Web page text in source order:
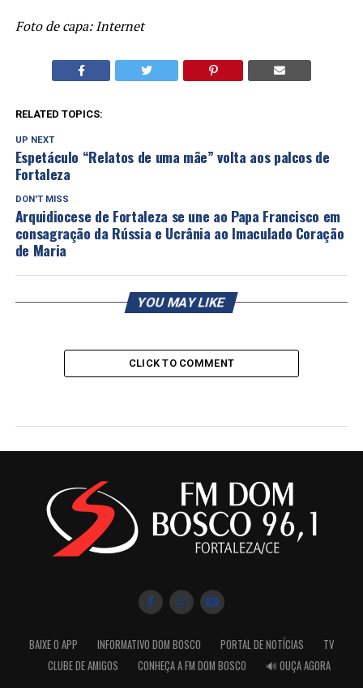
Foto de capa: Internet
RELATED TOPICS:
UP NEXT
Espetáculo “Relatos de uma mãe” volta aos palcos de
Fortaleza
DON'T MISS
Arquidiocese de Fortaleza se une ao Papa Francisco em
consagração da Rússia e Ucrânia ao Imaculado Coração
de Maria
YOU MAY LIKE
CLICK TO COMMENT
BAIXE O APP INFORMATIVO DOM BOSCO PORTAL DE NOTÍCIAS
TV
CLUBE DE AMIGOS
CONHEÇA A FM DOM BOSCO 🔊 OUÇA AGORA